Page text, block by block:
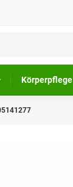
Körperpflege